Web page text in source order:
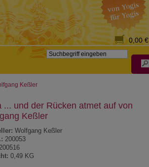
0,00 €
Keßler
... und der Rücken atmet auf von
Keßler
Wolfgang Keßler
200053
0,49 KG